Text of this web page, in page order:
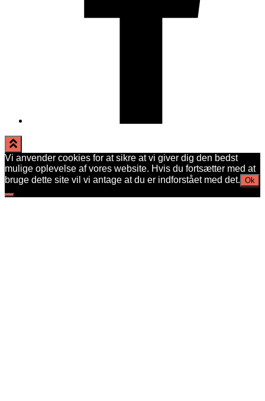
Vi anvender cookies for at sikre at vi giver dig den bedst
mulige oplevelse af vores website. Hvis du fortsætter med at
bruge dette site vil vi antage at du er indforstået med det. Ok